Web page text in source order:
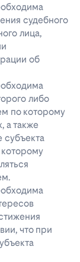
судебного
лица,
об
либо
по которому
а также
субъекта
что при